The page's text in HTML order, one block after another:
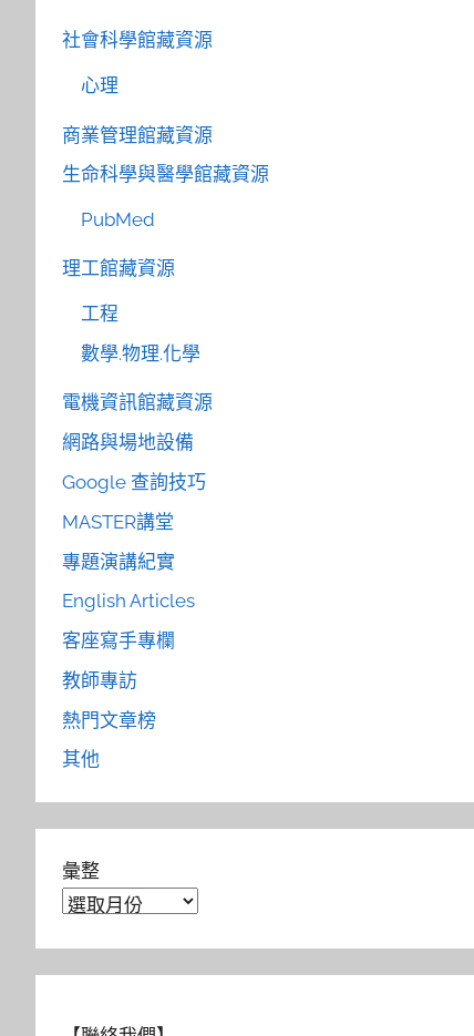
社會科學館藏資源
心理
商業管理館藏資源
生命科學與醫學館藏資源
PubMed
理工館藏資源
工程
數學.物理.化學
電機資訊館藏資源
網路與場地設備
Google 查詢技巧
MASTER講堂
專題演講紀實
English Articles
客座寫手專欄
教師專訪
熱門文章榜
其他
彙整